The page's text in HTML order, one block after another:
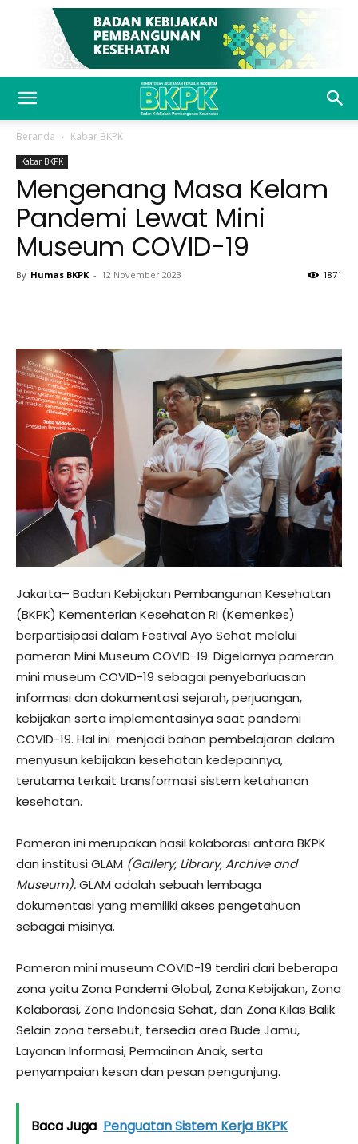
Beranda Kabar BKPK
Kabar BKPK
Mengenang Masa Kelam
Pandemi Lewat Mini
Museum COVID-19
By Humas BKPK - 12 November 2023 1871
Jakarta– Badan Kebijakan Pembangunan Kesehatan
(BKPK) Kementerian Kesehatan RI (Kemenkes)
berpartisipasi dalam Festival Ayo Sehat melalui
pameran Mini Museum COVID-19. Digelarnya pameran
mini museum COVID-19 sebagai penyebarluasan
informasi dan dokumentasi sejarah, perjuangan,
kebijakan serta implementasinya saat pandemi
COVID-19. Hal ini menjadi bahan pembelajaran dalam
menyusun kebijakan kesehatan kedepannya,
terutama terkait transformasi sistem ketahanan
kesehatan.
Pameran ini merupakan hasil kolaborasi antara BKPK
dan institusi GLAM (Gallery, Library, Archive and
Museum).GLAM adalah sebuah lembaga
dokumentasi yang memiliki akses pengetahuan
sebagai misinya.
Pameran mini museum COVID-19 terdiri dari beberapa
zona yaitu Zona Pandemi Global, Zona Kebijakan, Zona
Kolaborasi, Zona Indonesia Sehat, dan Zona Kilas Balik.
Selain zona tersebut, tersedia area Bude Jamu,
Layanan Informasi, Permainan Anak, serta
penyampaian kesan dan pesan pengunjung.
Baca Juga Penguatan Sistem Kerja BKPK